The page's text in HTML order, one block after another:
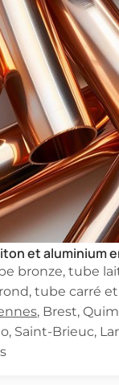
et aluminium
bronze, tube
tube carré
, Brest,
Saint-Brieuc,